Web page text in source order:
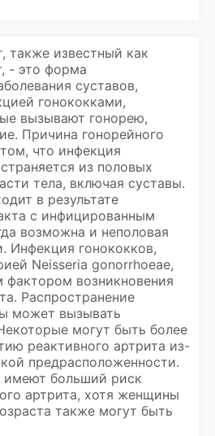
также известный как
- это форма
суставов,
гонококками,
вызывают гонорею,
Причина гонорейного
что инфекция
из половых
тела, включая суставы.
в результате
с инфицированным
возможна и неполовая
Инфекция гонококков,
Neisseria gonorrhoeae,
фактором возникновения
Распространение
может вызывать
могут быть более
реактивного артрита из-
предрасположенности.
больший риск
артрита, хотя женщины
также могут быть